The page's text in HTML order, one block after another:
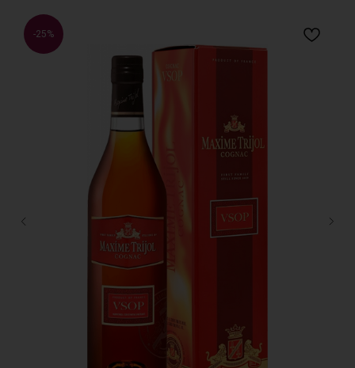
-25%